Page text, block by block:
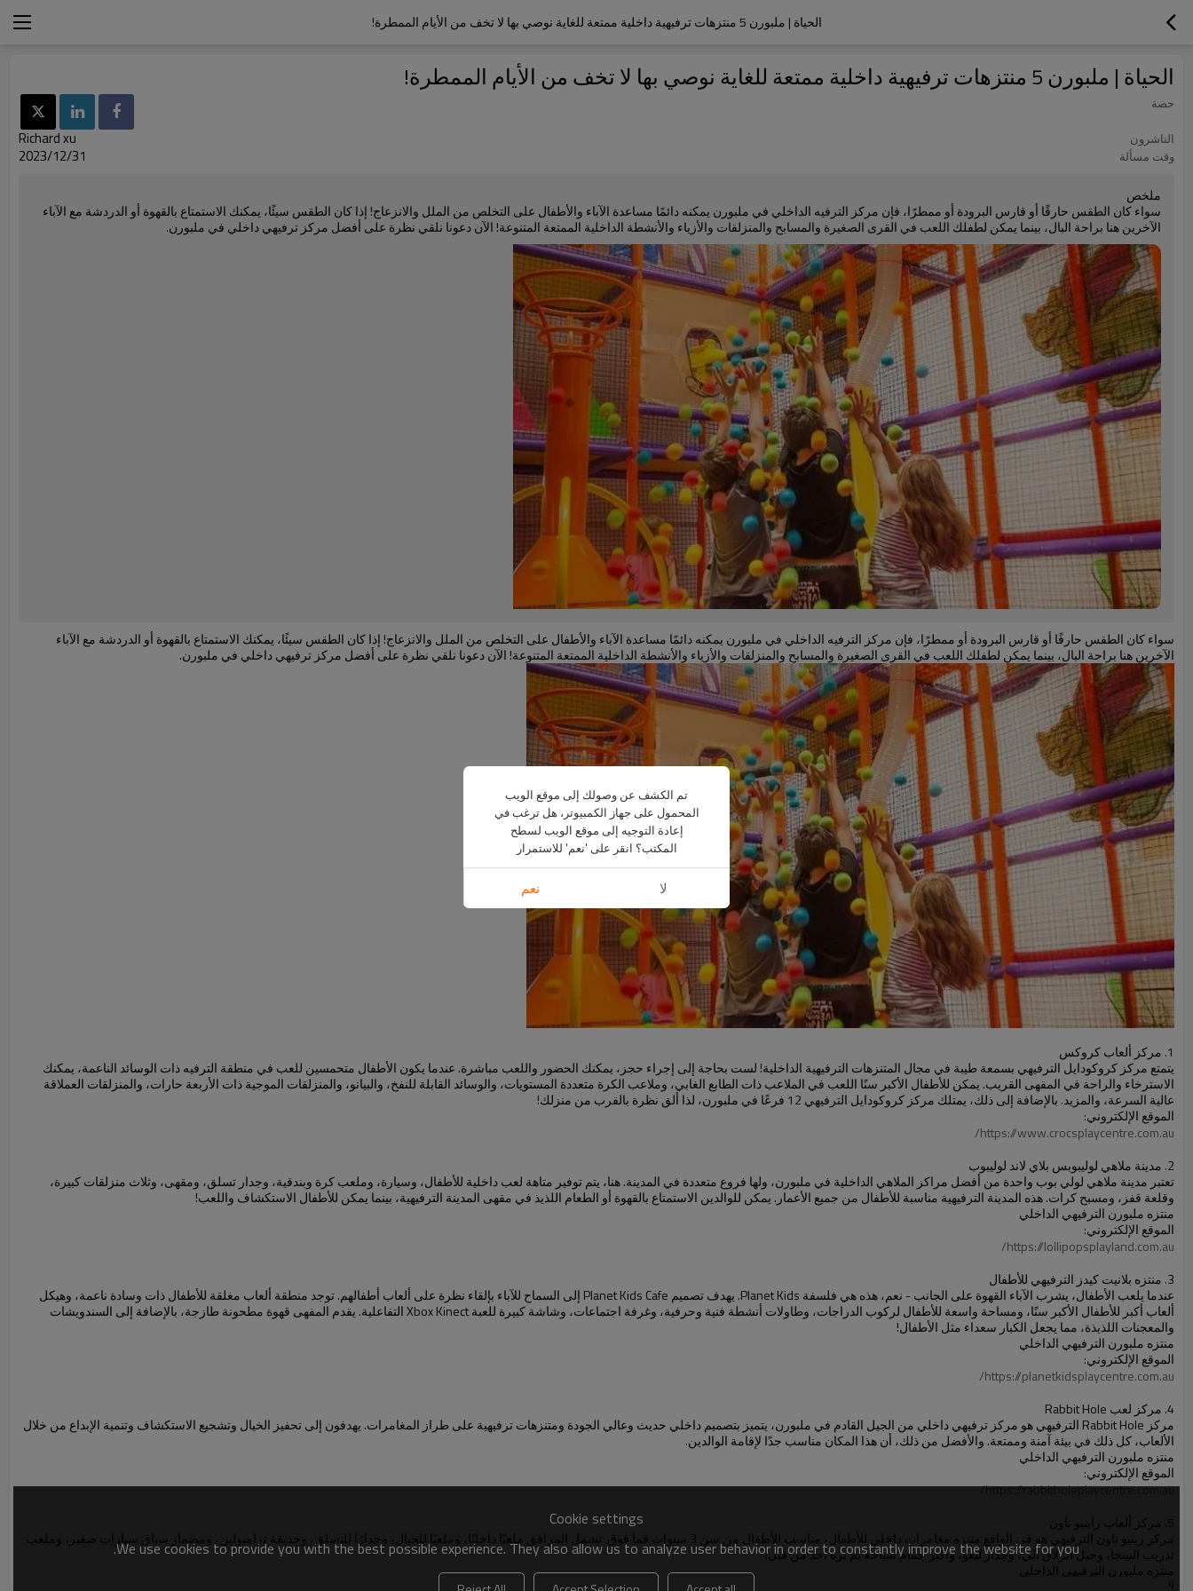
الحياة | ملبورن 5 منتزهات ترفيهية داخلية ممتعة للغاية نوصي بها لا تخف من الأيام الممطرة!
الحياة | ملبورن 5 منتزهات ترفيهية داخلية ممتعة للغاية نوصي بها لا تخف من الأيام الممطرة!
حصة
الناشرون
Richard xu
وقت مسألة 2023/12/31
ملخص
سواء كان الطقس حارقًا أو قارس البرودة أو ممطرًا، فإن مركز الترفيه الداخلي في ملبورن يمكنه دائمًا مساعدة الآباء والأطفال على التخلص من الملل والانزعاج! إذا كان الطقس سيئًا، يمكنك الاستمتاع بالقهوة أو الدردشة مع الآباء
الآخرين هنا براحة البال، بينما يمكن لطفلك اللعب في القرى الصغيرة والمسابح والمنزلقات والأزياء والأنشطة الداخلية الممتعة المتنوعة! الآن دعونا نلقي نظرة على أفضل مركز ترفيهي داخلي في ملبورن.
سواء كان الطقس حارقًا أو قارس البرودة أو ممطرًا، فإن مركز الترفيه الداخلي في ملبورن يمكنه دائمًا مساعدة الآباء والأطفال على التخلص من الملل والانزعاج! إذا كان الطقس سيئًا، يمكنك الاستمتاع بالقهوة أو الدردشة مع الآباء
الآخرين هنا براحة البال، بينما يمكن لطفلك اللعب في القرى الصغيرة والمسابح والمنزلقات والأزياء والأنشطة الداخلية الممتعة المتنوعة! الآن دعونا نلقي نظرة على أفضل مركز ترفيهي داخلي في ملبورن.
1. مركز ألعاب كروكس
يتمتع مركز كروكودايل الترفيهي بسمعة طيبة في مجال المتنزهات الترفيهية الداخلية! لست بحاجة إلى إجراء حجز، يمكنك الحضور واللعب مباشرة. عندما يكون الأطفال متحمسين للعب في منطقة الترفيه ذات الوسائد الناعمة، يمكنك
الاسترخاء والراحة في المقهى القريب. يمكن للأطفال الأكبر سنًا اللعب في الملاعب ذات الطابع الغابي، وملاعب الكرة متعددة المستويات، والوسائد القابلة للنفخ، والبيانو، والمنزلقات الموجية ذات الأربعة حارات، والمنزلقات العملاقة
عالية السرعة، والمزيد. بالإضافة إلى ذلك، يمتلك مركز كروكودايل الترفيهي 12 فرعًا في ملبورن، لذا ألق نظرة بالقرب من منزلك!
الموقع الإلكتروني:
https://www.crocsplaycentre.com.au/
2. مدينة ملاهي لوليبوبس بلاي لاند لوليبوب
تعتبر مدينة ملاهي لولي بوب واحدة من أفضل مراكز الملاهي الداخلية في ملبورن، ولها فروع متعددة في المدينة. هنا، يتم توفير متاهة لعب داخلية للأطفال، وسيارة، وملعب كرة وبندقية، وجدار تسلق، ومقهى، وثلاث منزلقات كبيرة،
وقلعة قفز، ومسبح كرات. هذه المدينة الترفيهية مناسبة للأطفال من جميع الأعمار. يمكن للوالدين الاستمتاع بالقهوة أو الطعام اللذيذ في مقهى المدينة الترفيهية، بينما يمكن للأطفال الاستكشاف واللعب!
منتزه ملبورن الترفيهي الداخلي
الموقع الإلكتروني:
https://lollipopsplayland.com.au/
3. منتزه بلانيت كيدز الترفيهي للأطفال
عندما يلعب الأطفال، يشرب الآباء القهوة على الجانب - نعم، هذه هي فلسفة Planet Kids. يهدف تصميم Planet Kids Cafe إلى السماح للآباء بإلقاء نظرة على ألعاب أطفالهم. توجد منطقة ألعاب مغلقة للأطفال ذات وسادة ناعمة، وهيكل
ألعاب أكبر للأطفال الأكبر سنًا، ومساحة واسعة للأطفال لركوب الدراجات، وطاولات أنشطة فنية وحرفية، وغرفة اجتماعات، وشاشة كبيرة للعبة Xbox Kinect التفاعلية. يقدم المقهى قهوة مطحونة طازجة، بالإضافة إلى السندويشات
والمعجنات اللذيذة، مما يجعل الكبار سعداء مثل الأطفال!
منتزه ملبورن الترفيهي الداخلي
الموقع الإلكتروني:
https://planetkidsplaycentre.com.au/
4. مركز لعب Rabbit Hole
مركز Rabbit Hole الترفيهي هو مركز ترفيهي داخلي من الجيل القادم في ملبورن، يتميز بتصميم داخلي حديث وعالي الجودة ومتنزهات ترفيهية على طراز المغامرات. يهدفون إلى تحفيز الخيال وتشجيع الاستكشاف وتنمية الإبداع من خلال
الألعاب، كل ذلك في بيئة آمنة وممتعة. والأفضل من ذلك، أن هذا المكان مناسب جدًا لإقامة الوالدين.
منتزه ملبورن الترفيهي الداخلي
الموقع الإلكتروني:
https://rabbitholeplaycentre.com.au/
5. مركز ألعاب راينبو تاون
مركز رينبو تاون الترفيهي هو في الواقع متنزه مغامرات داخلي للأطفال، مناسب للأطفال من سن 3 سنوات فما فوق. تشمل المرافق ملعبًا داخليًا، وملعبًا للحبال، وجدارًا للتسلق، وحديقة ترامبولين، ومضمار سباق سيارات صغير، وملعب
تدريب النينجا، وحبل انزلاق آلي، وجدار ليغو، وأكبر حمام سباحة لم يره أحد من قبل!
منتزه ملبورن الترفيهي الداخلي
الموقع الإلكتروني:
Cookie settings
We use cookies to provide you with the best possible experience. They also allow us to analyze user behavior in order to constantly improve the website for you.
تم الكشف عن وصولك إلى موقع الويب
المحمول على جهاز الكمبيوتر، هل ترغب في
إعادة التوجيه إلى موقع الويب لسطح
المكتب؟ انقر على 'نعم' للاستمرار
لا نعم